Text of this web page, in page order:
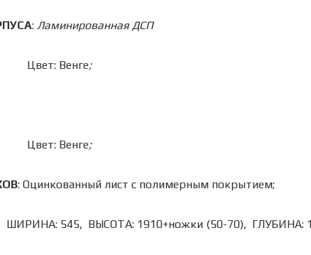
: Ламинированная ДСП
Цвет: Венге;
Цвет: Венге;
: Оцинкованный лист с полимерным покрытием;
ШИРИНА: 545, ВЫСОТА: 1910+ножки (50-70), ГЛУБИНА: